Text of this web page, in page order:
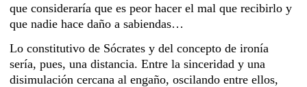
que consideraría que es peor hacer el mal que recibirlo y
que nadie hace daño a sabiendas…
Lo constitutivo de Sócrates y del concepto de ironía
sería, pues, una distancia. Entre la sinceridad y una
disimulación cercana al engaño, oscilando entre ellos,